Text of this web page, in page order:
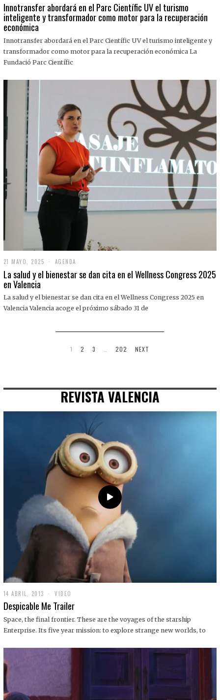
M
A
Y
,
0
2
Innotransfer abordará en el Parc Científic UV el turismo
inteligente y transformador como motor para la recuperación
económica
Innotransfer abordará en el Parc Científic UV el turismo inteligente y
transformador como motor para la recuperación económica La
Fundació Parc Científic
21 MAYO, 2025
1
M
O
,
AGENDA
La salud y el bienestar se dan cita en el Wellness Congress 2025
en Valencia
La salud y el bienestar se dan cita en el Wellness Congress 2025 en
Valencia Valencia acoge el próximo sábado 31 de
1 2 3 202 NEXT
REVISTA VALENCIA
14 ABRIL, 2013
9
D
C
I
1
VIDEO
Despicable Me Trailer
Space, the final frontier. These are the voyages of the starship
Enterprise. Its five year mission: to explore strange new worlds, to